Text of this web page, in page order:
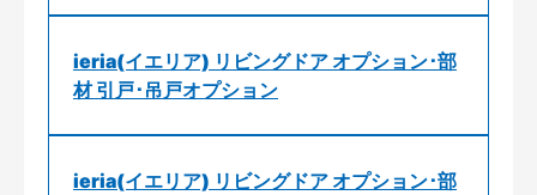
ieria(イエリア) リビングドア オプション･部
材 引戸･吊戸オプション
ieria(イエリア) リビングドア オプション･部